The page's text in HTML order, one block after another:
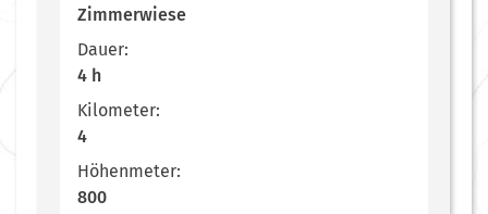
Zimmerwiese
Dauer:
4 h
Kilometer:
4
Höhenmeter:
800